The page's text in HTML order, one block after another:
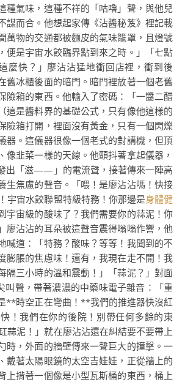
種氣味，這種不祥的「咕嚕」聲，與他兒
謀而合。他想起家傳《沾醬秘笈》裡記載
萬物的交通都被麵皮的氣味籠罩，且燈號
便是宇宙水餃臨界點到來之時。」「七點
麼快？」廖沾沾猛地衝回店裡，衝到後
舊冰櫃後面的暗門。暗門裡放著一個老舊
險箱的東西。他輸入了密碼：「一醬二醋
這是醬料界的基礎公式，只有像他這樣的
險箱打開，裡面沒有黃金，只有一個閃爍
器。這儀器很像一個老式的對講機，但頂
像韭菜一樣的天線。他顫抖著拿起儀器，
出「滋——」的電流聲，接著傳來一陣高
生焦慮的聲音。「喂！是廖沾沾嗎！快接
宇宙水餃聯盟特級特務！你那邊是身體健
宇宙級的酸味了？我們需要你的蒜泥！你
廖沾沾的耳朵被這聲音震得嗡嗡作響，他
喊道：「特務？酸味？等等！我聞到的不
膨脹的焦慮味！還有，我現在走不開！我
隔三小時的溫和震動！」「蒜泥？」對面
叫聲，帶著濃濃的中藥味電子雜音：「重
**時空正在彎曲！**我們的推進器快沒紅
！我們在你的後院！別帶任何多餘的東
泥！」就在廖沾沾還在糾結要不要帶上
時，外面的牆壁傳來一聲巨大的撞擊。一
戴著太陽眼鏡的太空吉娃娃，正從牆上的
上揹著一個像是小型瓦斯桶的東西，桶上